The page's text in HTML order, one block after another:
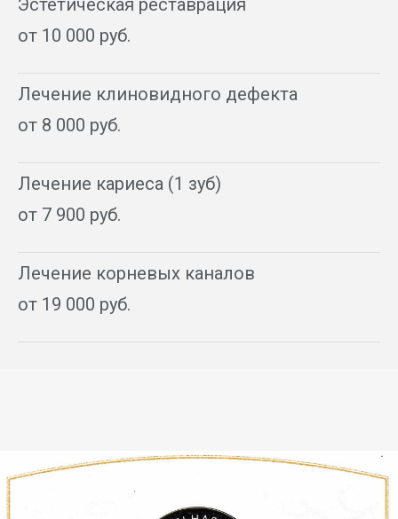
Эстетическая реставрация
от 10 000 руб.
Лечение клиновидного дефекта
от 8 000 руб.
Лечение кариеса (1 зуб)
от 7 900 руб.
Лечение корневых каналов
от 19 000 руб.